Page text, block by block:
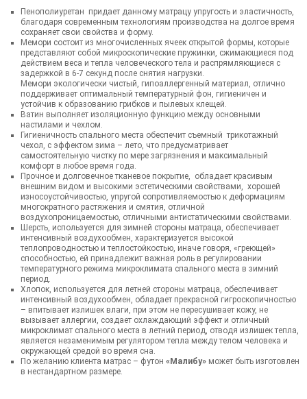
Пенополиуретан придает данному матрацу упругость и эластичность,
благодаря современным технологиям производства на долгое время
сохраняет свои свойства и форму.
Мемори состоит из многочисленных ячеек открытой формы, которые
представляют собой микроскопические пружинки, сжимающиеся под
действием веса и тепла человеческого тела и распрямляющиеся с
задержкой в 6-7 секунд после снятия нагрузки.
Мемори экологически чистый, гипоаллергенный материал, отлично
поддерживает оптимальный температурный фон, гигиеничен и
устойчив к образованию грибков и пылевых клещей.
Ватин выполняет изоляционную функцию между основными
настилами и чехлом.
Гигиеничность спального места обеспечит съемный трикотажный
чехол, с эффектом зима – лето, что предусматривает
самостоятельную чистку по мере загрязнения и максимальный
комфорт в любое время года.
Прочное и долговечное тканевое покрытие, обладает красивым
внешним видом и высокими эстетическими свойствами, хорошей
износоустойчивостью, упругой сопротивляемостью к деформациям
многократного растяжения и смятия, отличной
воздухопроницаемостью, отличными антистатическими свойствами.
Шерсть, используется для зимней стороны матраца, обеспечивает
интенсивный воздухообмен, характеризуется высокой
теплопроводностью и теплостойкостью, иначе говоря, «греющей»
способностью, ей принадлежит важная роль в регулировании
температурного режима микроклимата спального места в зимний
период.
Хлопок, используется для летней стороны матраца, обеспечивает
интенсивный воздухообмен, обладает прекрасной гигроскопичностью
– впитывает излишек влаги, при этом не пересушивает кожу, не
вызывает аллергии, создает охлаждающий эффект и отличный
микроклимат спального места в летний период, отводя излишек тепла,
является незаменимым регулятором тепла между телом человека и
окружающей средой во время сна.
По желанию клиента матрас – футон «Малибу» может быть изготовлен
в нестандартном размере.